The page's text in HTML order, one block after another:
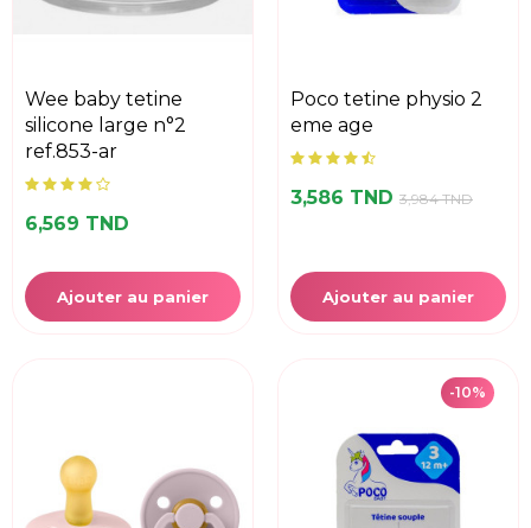
wee baby tetine
silicone large n°2
ref.853-ar
6,569 TND
Ajouter au panier
poco tetine physio 2
eme age
3,586 TND 3,984 TND
Ajouter au panier
-10%